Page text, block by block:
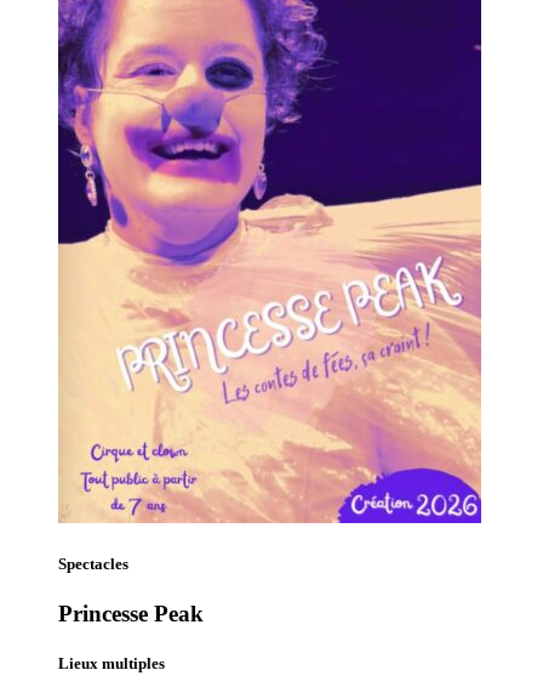
Spectacles
Princesse Peak
Lieux multiples